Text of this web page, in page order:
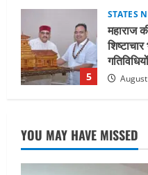
1
सहसपुर
निरीक्षण
शिविर
2
तीलू
चयन : रेखा
YOU MAY HAVE MISSED